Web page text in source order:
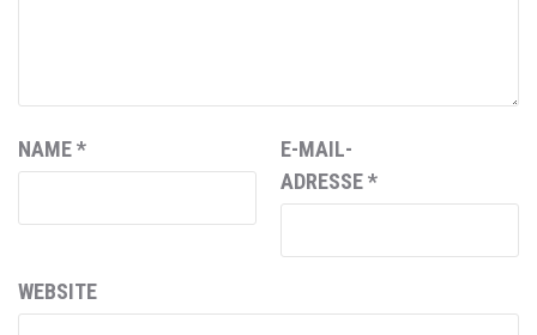
NAME*
E-MAIL-
ADRESSE*
WEBSITE